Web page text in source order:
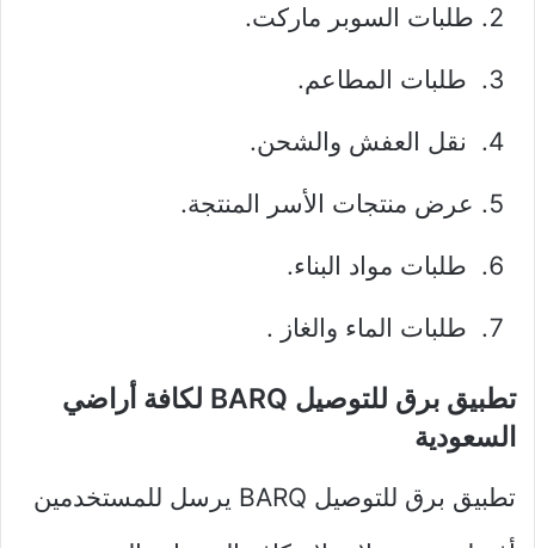
طلبات السوبر ماركت.
طلبات المطاعم.
نقل العفش والشحن.
عرض منتجات الأسر المنتجة.
طلبات مواد البناء.
طلبات الماء والغاز .
تطبيق برق للتوصيل BARQ لكافة أراضي
السعودية
تطبيق برق للتوصيل BARQ يرسل للمستخدمين